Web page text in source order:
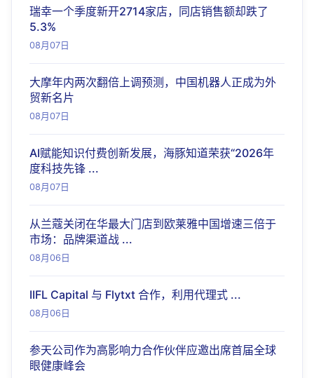
瑞幸一个季度新开2714家店，同店销售额却跌了
5.3%
08月07日
大摩年内两次翻倍上调预测，中国机器人正成为外
贸新名片
08月07日
AI赋能知识付费创新发展，海豚知道荣获“2026年
度科技先锋 ...
08月07日
从兰蔻关闭在华最大门店到欧莱雅中国增速三倍于
市场：品牌渠道战 ...
08月06日
IIFL Capital 与 Flytxt 合作，利用代理式 ...
08月06日
参天公司作为高影响力合作伙伴应邀出席首届全球
眼健康峰会